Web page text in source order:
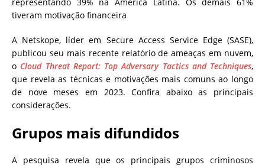
tiveram motivação financeira
A Netskope, líder em Secure Access Service Edge (SASE),
publicou seu mais recente relatório de ameaças em nuvem,
o Cloud Threat Report: Top Adversary Tactics and Techniques,
que revela as técnicas e motivações mais comuns ao longo
de nove meses em 2023. Confira abaixo as principais
considerações.
Grupos mais difundidos
A pesquisa revela que os principais grupos criminosos